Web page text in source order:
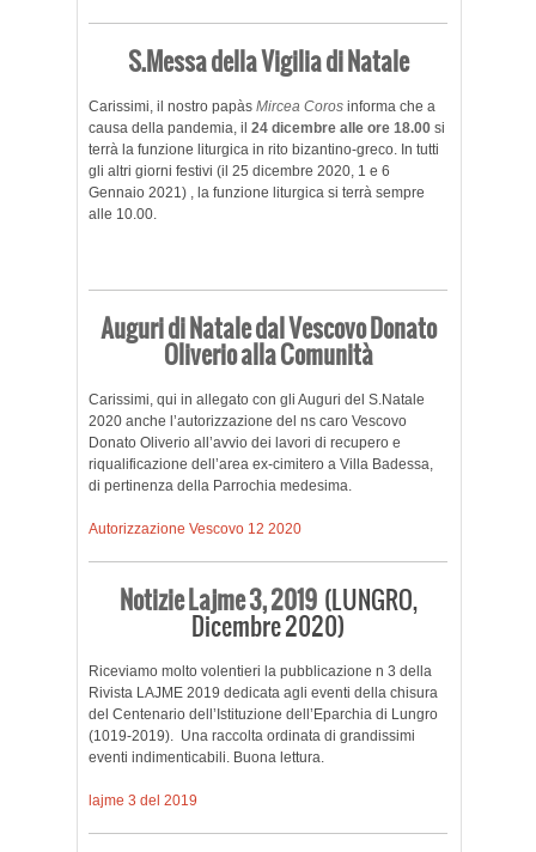
S.Messa della Vigilia di Natale
Carissimi, il nostro papàs Mircea Coros informa che a
causa della pandemia, il 24 dicembre alle ore 18.00 si
terrà la funzione liturgica in rito bizantino-greco. In tutti
gli altri giorni festivi (il 25 dicembre 2020, 1 e 6
Gennaio 2021) , la funzione liturgica si terrà sempre
alle 10.00.
Auguri di Natale dal Vescovo Donato
Oliverio alla Comunità
Carissimi, qui in allegato con gli Auguri del S.Natale
2020 anche l’autorizzazione del ns caro Vescovo
Donato Oliverio all’avvio dei lavori di recupero e
riqualificazione dell’area ex-cimitero a Villa Badessa,
di pertinenza della Parrochia medesima.
Autorizzazione Vescovo 12 2020
Notizie Lajme 3, 2019 (LUNGRO,
Dicembre 2020)
Riceviamo molto volentieri la pubblicazione n 3 della
Rivista LAJME 2019 dedicata agli eventi della chisura
del Centenario dell’Istituzione dell’Eparchia di Lungro
(1019-2019). Una raccolta ordinata di grandissimi
eventi indimenticabili. Buona lettura.
lajme 3 del 2019